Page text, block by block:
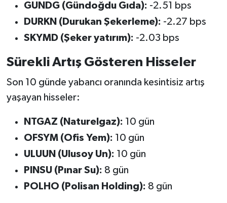
GUNDG (Gündoğdu Gıda): -2.51 bps
DURKN (Durukan Şekerleme): -2.27 bps
SKYMD (Şeker yatırım): -2.03 bps
Sürekli Artış Gösteren Hisseler
Son 10 günde yabancı oranında kesintisiz artış
yaşayan hisseler:
NTGAZ (Naturelgaz): 10 gün
OFSYM (Ofis Yem): 10 gün
ULUUN (Ulusoy Un): 10 gün
PINSU (Pınar Su): 8 gün
POLHO (Polisan Holding): 8 gün